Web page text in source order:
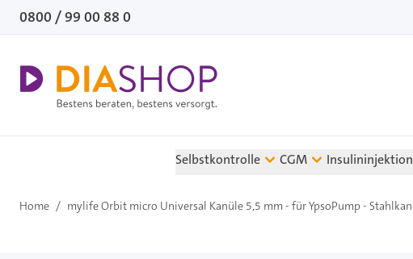
Direkt zum Inhalt
0800 / 99 00 88 0
Selbstkontrolle CGM Insulininjektion
Home / mylife Orbit micro Universal Kanüle 5,5 mm - für YpsoPump -